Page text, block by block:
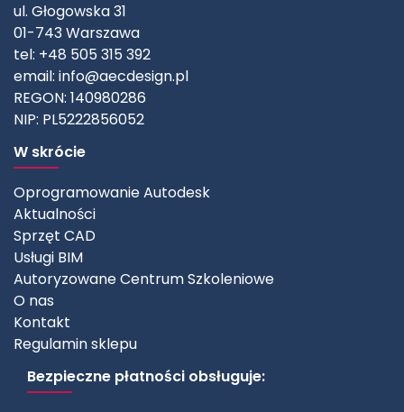
ul. Głogowska 31
01-743 Warszawa
tel: +48 505 315 392
email: info@aecdesign.pl
REGON: 140980286
NIP: PL5222856052
W skrócie
Oprogramowanie Autodesk
Aktualności
Sprzęt CAD
Usługi BIM
Autoryzowane Centrum Szkoleniowe
O nas
Kontakt
Regulamin sklepu
Bezpieczne płatności obsługuje: